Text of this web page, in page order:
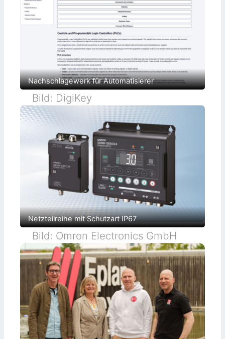
y
Nachschlagewerk für Automatisierer
Bild: DigiKey
Netzteilreihe mit Schutzart IP67
Bild: Omron Electronics GmbH